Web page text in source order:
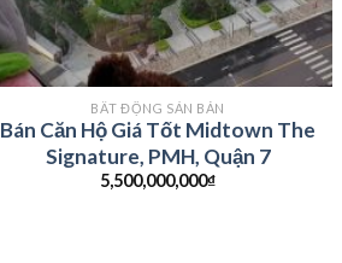
BẤT ĐỘNG SẢN BÁN
Bán Căn Hộ Giá Tốt Midtown The
Signature, PMH, Quận 7
5,500,000,000₫